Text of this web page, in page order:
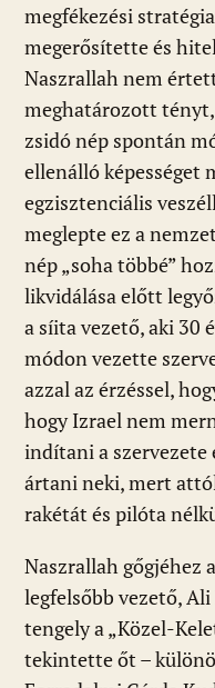
megfékezési
megerősítette és
Naszrallah nem
meghatározott
zsidó nép spontán
ellenálló képességet
egzisztenciális
meglepte ez a
nép „soha többé”
likvidálása előtt
a síita vezető, aki 30
módon vezette
azzal az érzéssel,
hogy Izrael nem
indítani a szervezete
ártani neki, mert
rakétát és pilóta
Naszrallah gőgjéhez
legfelsőbb vezető,
tengely a „Közel-
tekintette őt –